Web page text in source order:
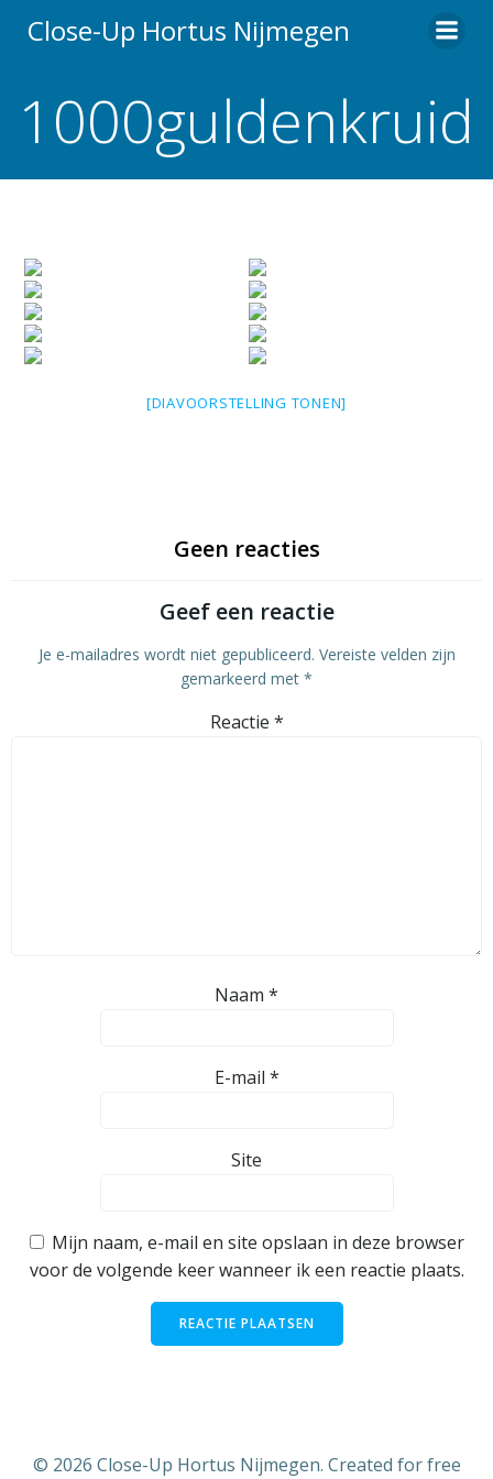
naar
Close-Up Hortus Nijmegen
1000guldenkruid
[DIAVOORSTELLING TONEN]
Geen reacties
Geef een reactie
Je e-mailadres wordt niet gepubliceerd. Vereiste velden zijn
gemarkeerd met *
Reactie *
Naam *
E-mail *
Site
Mijn naam, e-mail en site opslaan in deze browser
voor de volgende keer wanneer ik een reactie plaats.
© 2026 Close-Up Hortus Nijmegen. Created for free